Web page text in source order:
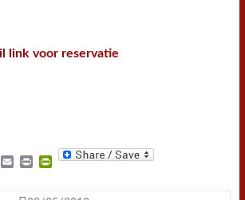
link voor reservatie
G
P